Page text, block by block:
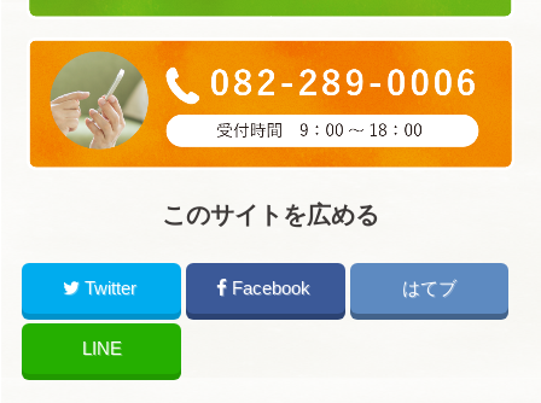
このサイトを広める
Twitter Facebook はてブ
LINE